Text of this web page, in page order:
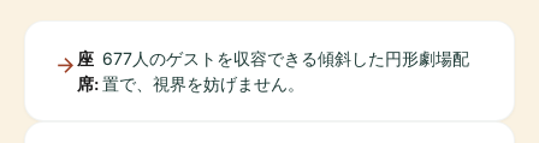
座
席:
677人のゲストを収容できる傾斜した円形劇場配
置で、視界を妨げません。